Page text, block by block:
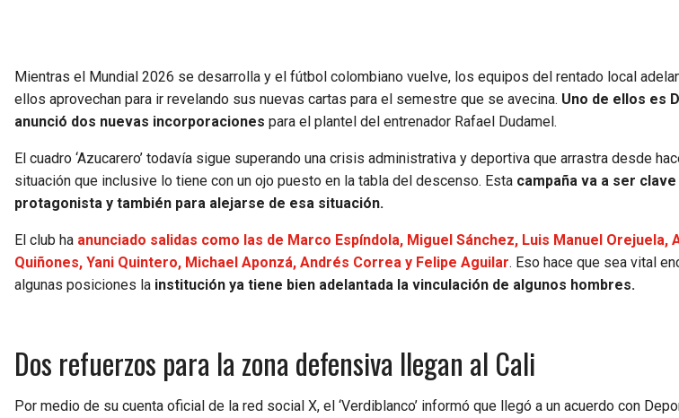
Mientras el Mundial 2026 se desarrolla y el fútbol colombiano vuelve, los equipos del rentado local
ellos aprovechan para ir revelando sus nuevas cartas para el semestre que se avecina. Uno de ellos es
anunció dos nuevas incorporaciones para el plantel del entrenador Rafael Dudamel.
El cuadro ‘Azucarero’ todavía sigue superando una crisis administrativa y deportiva que arrastra desde
situación que inclusive lo tiene con un ojo puesto en la tabla del descenso. Esta campaña va a ser
protagonista y también para alejarse de esa situación.
El club ha anunciado salidas como las de Marco Espíndola, Miguel Sánchez, Luis Manuel Orejuela,
Quiñones, Yani Quintero, Michael Aponzá, Andrés Correa y Felipe Aguilar. Eso hace que sea vital
algunas posiciones la institución ya tiene bien adelantada la vinculación de algunos hombres.
Dos refuerzos para la zona defensiva llegan al Cali
Por medio de su cuenta oficial de la red social X, el ‘Verdiblanco’ informó que llegó a un acuerdo con